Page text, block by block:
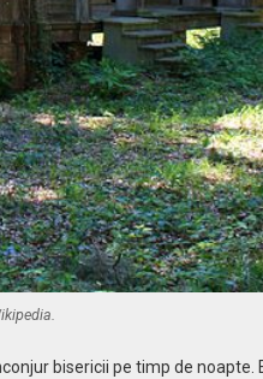
bisericii pe timp de noapte.